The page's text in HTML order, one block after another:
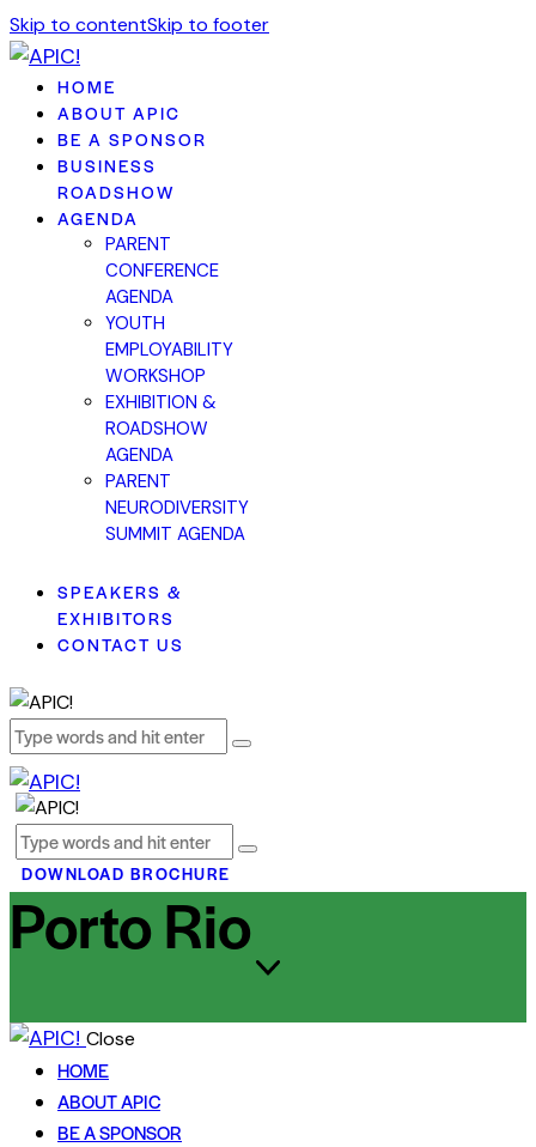
Skip to contentSkip to footer
HOME
ABOUT APIC
BE A SPONSOR
BUSINESS
ROADSHOW
AGENDA
PARENT
CONFERENCE
AGENDA
YOUTH
EMPLOYABILITY
WORKSHOP
EXHIBITION &
ROADSHOW
AGENDA
PARENT
NEURODIVERSITY
SUMMIT AGENDA
SPEAKERS &
EXHIBITORS
CONTACT US
DOWNLOAD BROCHURE
Porto Rio
Close
HOME
ABOUT APIC
BE A SPONSOR